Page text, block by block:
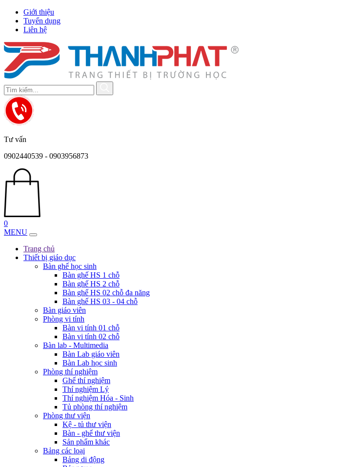
Giới thiệu
Tuyển dụng
Liên hệ
Tư vấn
0902440539 - 0903956873
0
MENU
Trang chủ
Thiết bị giáo dục
Bàn ghế học sinh
Bàn ghế HS 1 chỗ
Bàn ghế HS 2 chỗ
Bàn ghế HS 02 chỗ đa năng
Bàn ghế HS 03 - 04 chỗ
Bàn giáo viên
Phòng vi tính
Bàn vi tính 01 chỗ
Bàn vi tính 02 chỗ
Bàn lab - Multimedia
Bàn Lab giáo viên
Bàn Lab học sinh
Phòng thí nghiệm
Ghế thí nghiệm
Thí nghiệm Lý
Thí nghiệm Hóa - Sinh
Tủ phòng thí nghiệm
Phòng thư viện
Kệ - tủ thư viện
Bàn - ghế thư viện
Sản phẩm khác
Bảng các loại
Bảng di động